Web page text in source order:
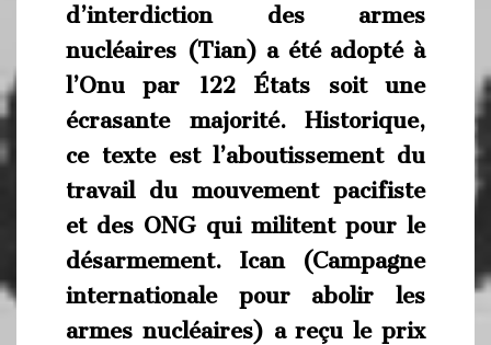
d’interdiction des armes
nucléaires (Tian) a été adopté à
l’Onu par 122 États soit une
écrasante majorité. Historique,
ce texte est l’aboutissement du
travail du mouvement pacifiste
et des ONG qui militent pour le
désarmement. Ican (Campagne
internationale pour abolir les
armes nucléaires) a reçu le prix